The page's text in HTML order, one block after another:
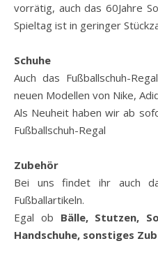
vorrätig, auch das 60Jahre
Spieltag ist in geringer
Schuhe
Auch das Fußballschuh-
neuen Modellen von Nike,
Als Neuheit haben wir ab
Fußballschuh-Regal
Zubehör
Bei uns findet ihr auch
Fußballartikeln.
Egal ob Bälle, Stutzen,
Handschuhe, sonstiges